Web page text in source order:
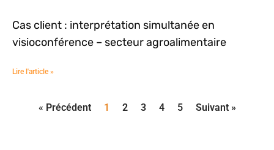
Cas client : interprétation simultanée en
visioconférence – secteur agroalimentaire
Lire l'article »
« Précédent 1 2 3 4 5 Suivant »